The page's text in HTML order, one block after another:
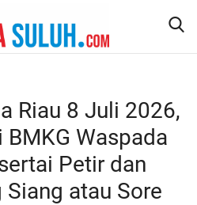
Riau 8 Juli 2026,
Waspada
Petir dan
atau Sore